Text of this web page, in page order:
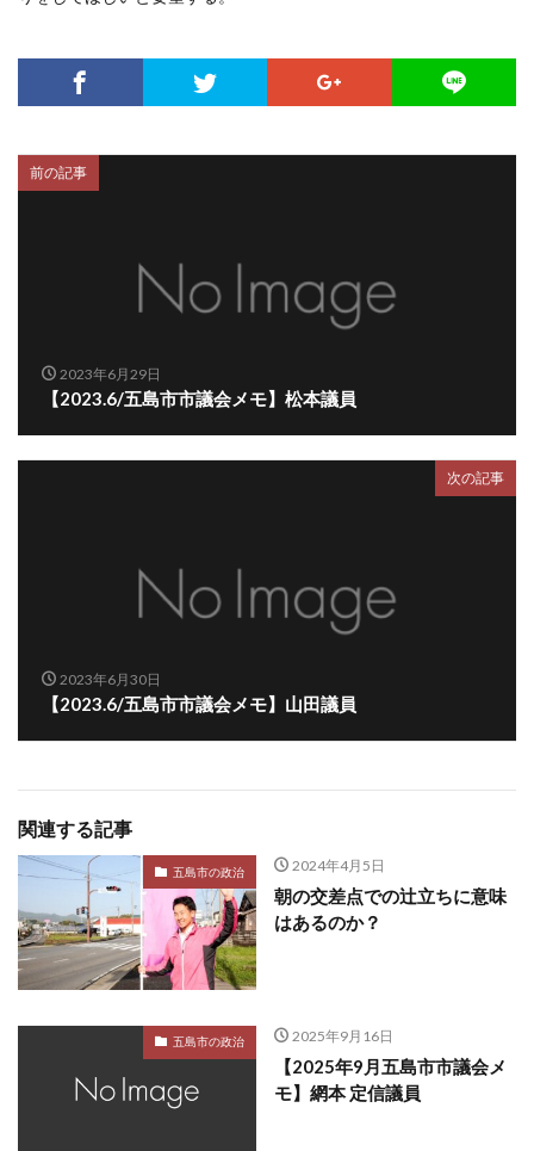
前の記事
2023年6月29日
【2023.6/五島市市議会メモ】松本議員
次の記事
2023年6月30日
【2023.6/五島市市議会メモ】山田議員
関連する記事
五島市の政治 2024年4月5日
朝の交差点での辻立ちに意味
はあるのか？
五島市の政治 2025年9月16日
【2025年9月五島市市議会メ
モ】網本 定信議員